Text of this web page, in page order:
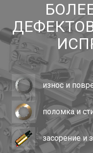
износ и
поломка и
засорение и